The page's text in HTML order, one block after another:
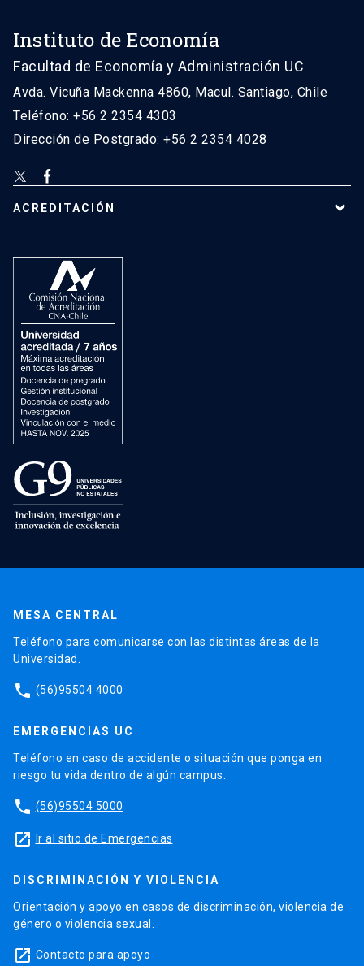
Instituto de Economía
Facultad de Economía y Administración UC
Avda. Vicuña Mackenna 4860, Macul. Santiago, Chile
Teléfono: +56 2 2354 4303
Dirección de Postgrado: +56 2 2354 4028
ACREDITACIÓN
MESA CENTRAL
Teléfono para comunicarse con las distintas áreas de la
Universidad.
phone (56)95504 4000
EMERGENCIAS UC
Teléfono en caso de accidente o situación que ponga en
riesgo tu vida dentro de algún campus.
phone (56)95504 5000
launch Ir al sitio de Emergencias
DISCRIMINACIÓN Y VIOLENCIA
Orientación y apoyo en casos de discriminación, violencia de
género o violencia sexual.
launch Contacto para apoyo